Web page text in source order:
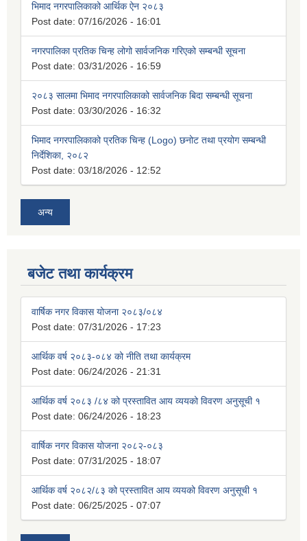
भिमाद नगरपालिकाको आर्थिक ऐन २०८३
Post date: 07/16/2026 - 16:01
नगरपालिका प्रतिक चिन्ह लोगो सार्वजनिक गरिएको सम्बन्धी सूचना
Post date: 03/31/2026 - 16:59
२०८३ सालमा भिमाद नगरपालिकाको सार्वजनिक बिदा सम्बन्धी सूचना
Post date: 03/30/2026 - 16:32
भिमाद नगरपालिकाको प्रतिक चिन्ह (Logo) छनोट तथा प्रयोग सम्बन्धी
निर्देशिका, २०८२
Post date: 03/18/2026 - 12:52
अन्य
बजेट तथा कार्यक्रम
वार्षिक नगर विकास योजना २०८३/०८४
Post date: 07/31/2026 - 17:23
आर्थिक वर्ष २०८३-०८४ को नीति तथा कार्यक्रम
Post date: 06/24/2026 - 21:31
आर्थिक वर्ष २०८३ /८४ को प्रस्तावित आय व्ययको विवरण अनुसूची १
Post date: 06/24/2026 - 18:23
वार्षिक नगर विकास योजना २०८२-०८३
Post date: 07/31/2025 - 18:07
आर्थिक वर्ष २०८२/८३ को प्रस्तावित आय व्ययको विवरण अनुसूची १
Post date: 06/25/2025 - 07:07